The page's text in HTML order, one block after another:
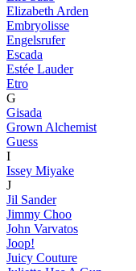
Elizabeth Arden
Embryolisse
Engelsrufer
Escada
Estée Lauder
Etro
G
Gisada
Grown Alchemist
Guess
I
Issey Miyake
J
Jil Sander
Jimmy Choo
John Varvatos
Joop!
Juicy Couture